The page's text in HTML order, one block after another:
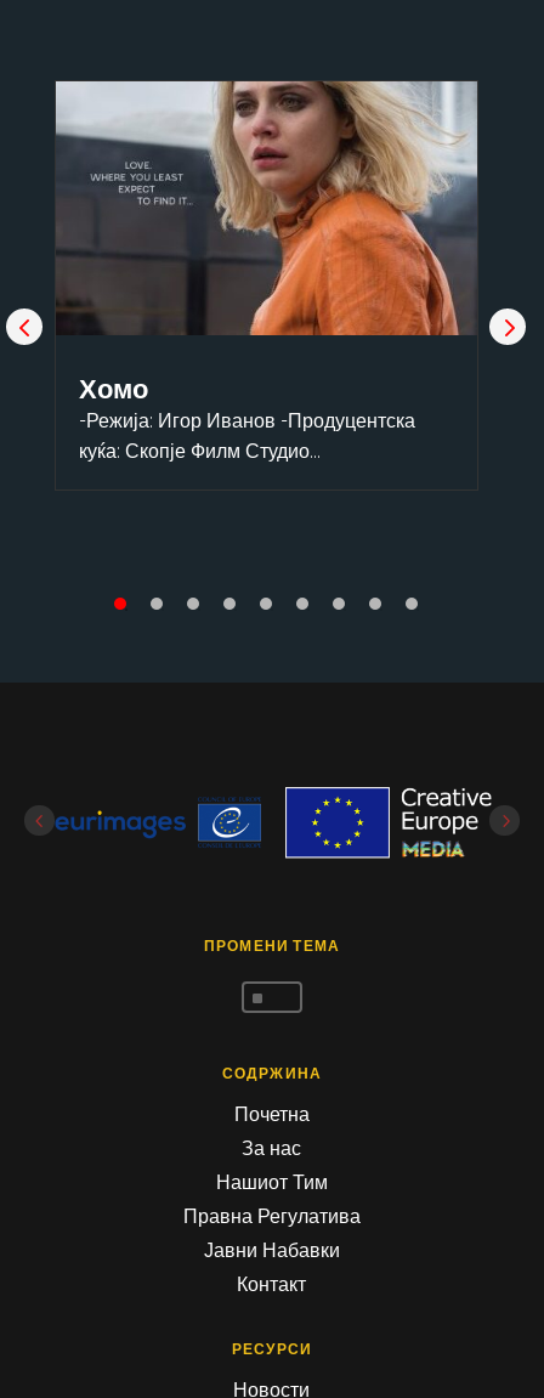
Хомо
-Режија: Игор Иванов -Продуцентска
куќа: Скопје Филм Студио...
ПРОМЕНИ ТЕМА
^
СОДРЖИНА
Почетна
За нас
Нашиот Тим
Правна Регулатива
Јавни Набавки
Контакт
РЕСУРСИ
Новости